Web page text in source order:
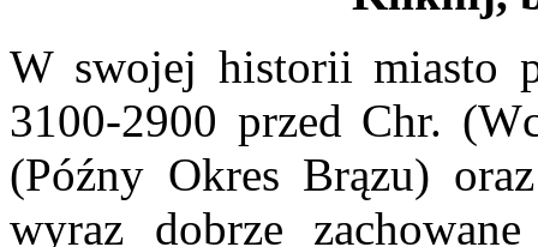
W swojej historii miasto
3100-2900 przed Chr.
(Późny Okres Brązu)
wyraz dobrze